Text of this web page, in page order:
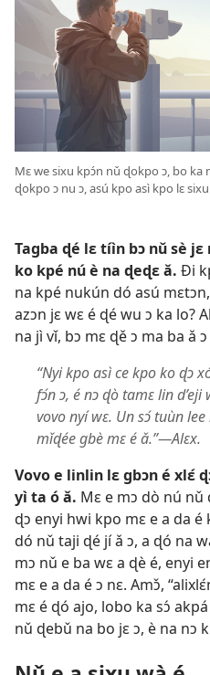
Mɛ we sixu kpɔ́n nǔ ɖokpo ɔ, bo ka
ɖokpo ɔ nu ɔ, asú kpo asì kpo lɛ
Tagba ɖé lɛ tíìn bɔ nǔ sè
ko kpé nú è na ɖeɖɛ ǎ. Ði
na kpé nukún dó asú
azɔn jɛ wɛ é ɖé wu ɔ ka lo?
na jì vǐ, bɔ mɛ ɖě ɔ ma ba ǎ
“Nyi kpo asì ce kpo ko ɖɔ
fɔ́n ɔ, é nɔ ɖò tamɛ lin
vovo nyí wɛ. Un sɔ́ tuùn
mǐɖée gbè mɛ é ǎ.”​—Alɛx.
Vovo e linlin lɛ gbɔn é xlɛ́
yì ta ó ǎ. Mɛ e mɔ dò nú nǔ
ɖɔ enyi hwi kpo mɛ e a da
dó nǔ taji ɖé jí ǎ ɔ, a ɖó na
mɔ nǔ e ba wɛ a ɖè é, enyi
mɛ e a da é ɔ nɛ. Amɔ̌,
mɛ é ɖó ajo, lobo ka sɔ́
nǔ ɖebǔ na bo jɛ ɔ, è na nɔ